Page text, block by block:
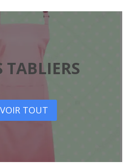
TABLIERS
VOIR TOUT